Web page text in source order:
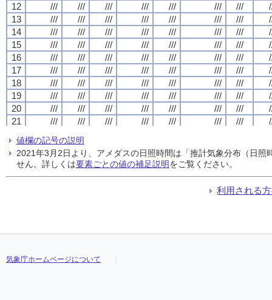
12
/// /// /// /// /// /// ///
13
/// /// /// /// /// /// ///
14
/// /// /// /// /// /// ///
15
/// /// /// /// /// /// ///
16
/// /// /// /// /// /// ///
17
/// /// /// /// /// /// ///
18
/// /// /// /// /// /// ///
19
/// /// /// /// /// /// ///
20
/// /// /// /// /// /// ///
21
/// /// /// /// /// /// ///
23
/// /// ///
24
/// /// /// /// /// /// ///
12
/// /// /// /// /// /// ///
13
/// /// /// /// /// /// ///
14
/// /// /// /// /// /// ///
15
/// /// /// /// /// /// ///
16
/// /// /// /// /// /// ///
17
/// /// /// /// /// /// ///
18
/// /// /// /// /// /// ///
19
/// /// /// /// /// /// ///
20
/// /// /// /// /// /// ///
21
/// /// /// /// /// /// ///
23
/// /// ///
24
/// /// /// /// /// /// ///
12
/// /// /// /// /// /// ///
13
/// /// /// /// /// /// ///
14
/// /// /// /// /// /// ///
15
/// /// /// /// /// /// ///
16
/// /// /// /// /// /// ///
17
/// /// /// /// /// /// ///
18
/// /// /// /// /// /// ///
19
/// /// /// /// /// /// ///
20
/// /// /// /// /// /// ///
21
/// /// /// /// /// /// ///
23
/// /// ///
24
/// /// /// /// /// /// ///
12
/// /// /// /// /// /// ///
13
/// /// /// /// /// /// ///
14
/// /// /// /// /// /// ///
15
/// /// /// /// /// /// ///
16
/// /// /// /// /// /// ///
17
/// /// /// /// /// /// ///
18
/// /// /// /// /// /// ///
19
/// /// /// /// /// /// ///
20
/// /// /// /// /// /// ///
21
/// /// /// /// /// /// ///
23
/// /// ///
24
/// /// /// /// /// /// ///
値欄の記号の説明
2021年3月2日より、アメダスの日照時間は「推計気象分布（日
せん。詳しくは要素ごとの値の補足説明をご覧ください。
利用される
気象庁ホームページについて